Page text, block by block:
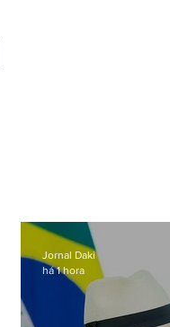
Jornal Daki
há 1 hora